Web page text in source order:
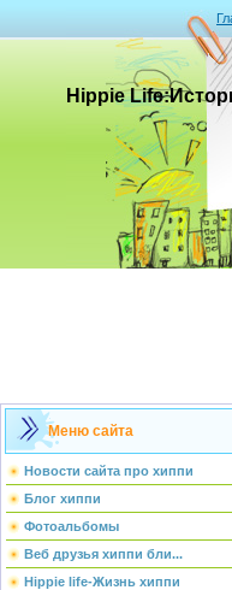
Hippie
Меню сайта
Новости сайта про хиппи
Блог хиппи
Фотоальбомы
Веб друзья хиппи бли...
Hippie life-Жизнь хиппи